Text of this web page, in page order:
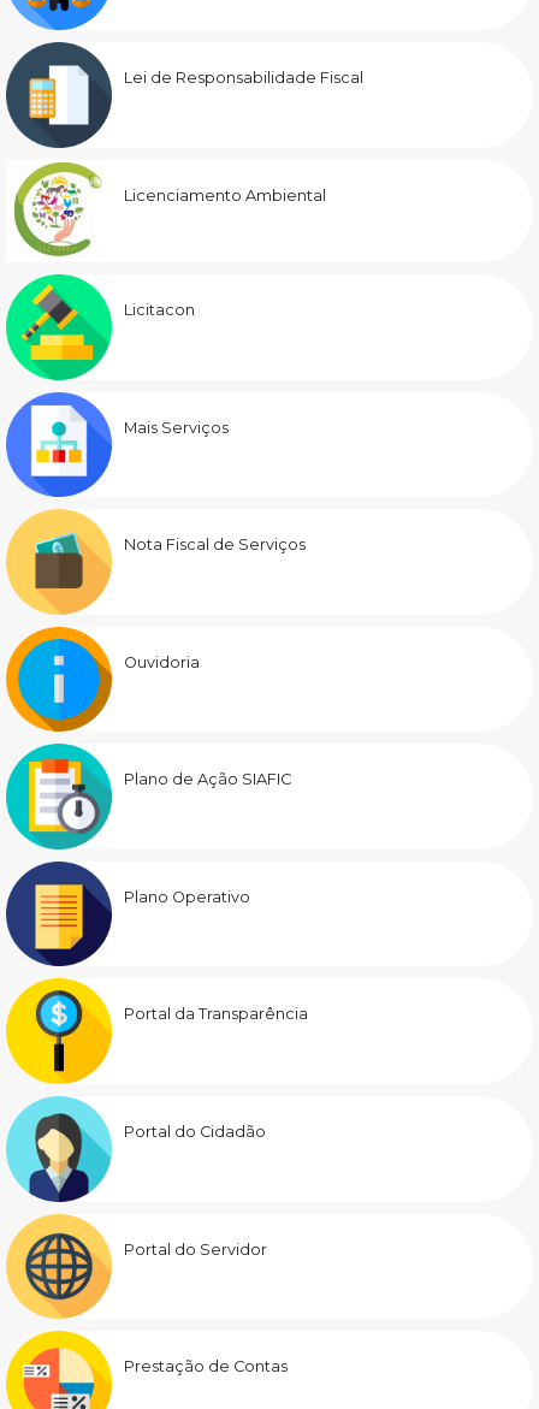
Lei de Responsabilidade Fiscal
Licenciamento Ambiental
Licitacon
Mais Serviços
Nota Fiscal de Serviços
Ouvidoria
Plano de Ação SIAFIC
Plano Operativo
Portal da Transparência
Portal do Cidadão
Portal do Servidor
Prestação de Contas